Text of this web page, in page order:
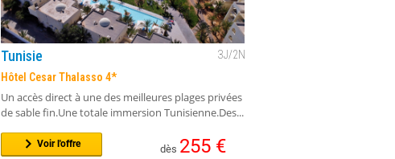
Tunisie 3J/2N
Hôtel Cesar Thalasso 4*
Un accès direct à une des meilleures plages privées
de sable fin.Une totale immersion Tunisienne.Des...
dès 255 €
Voir l'offre